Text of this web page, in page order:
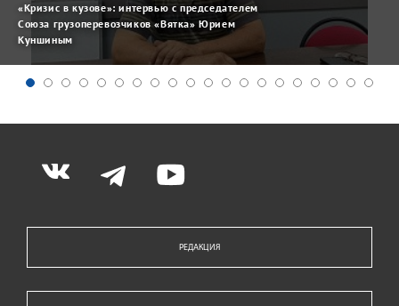
«Кризис в кузове»: интервью с председателем
Союза грузоперевозчиков «Вятка» Юрием
Куншиным
РЕДАКЦИЯ